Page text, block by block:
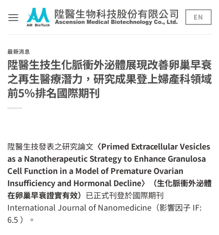
content
EN
最新消息
陞醫生技生化脈衝外泌體展現改善卵巢早衰
之再生醫療潛力，研究成果登上婦產科領域
前5%排名國際期刊
陞醫生技發表之研究論文 〈Primed Extracellular Vesicles
as a Nanotherapeutic Strategy to Enhance Granulosa
Cell Function in a Model of Premature Ovarian
Insufficiency and Hormonal Decline〉（生化脈衝外泌體
在卵巢早衰證實有效） 已正式刊登於國際期刊
International Journal of Nanomedicine（影響因子 IF:
6.5 ）。